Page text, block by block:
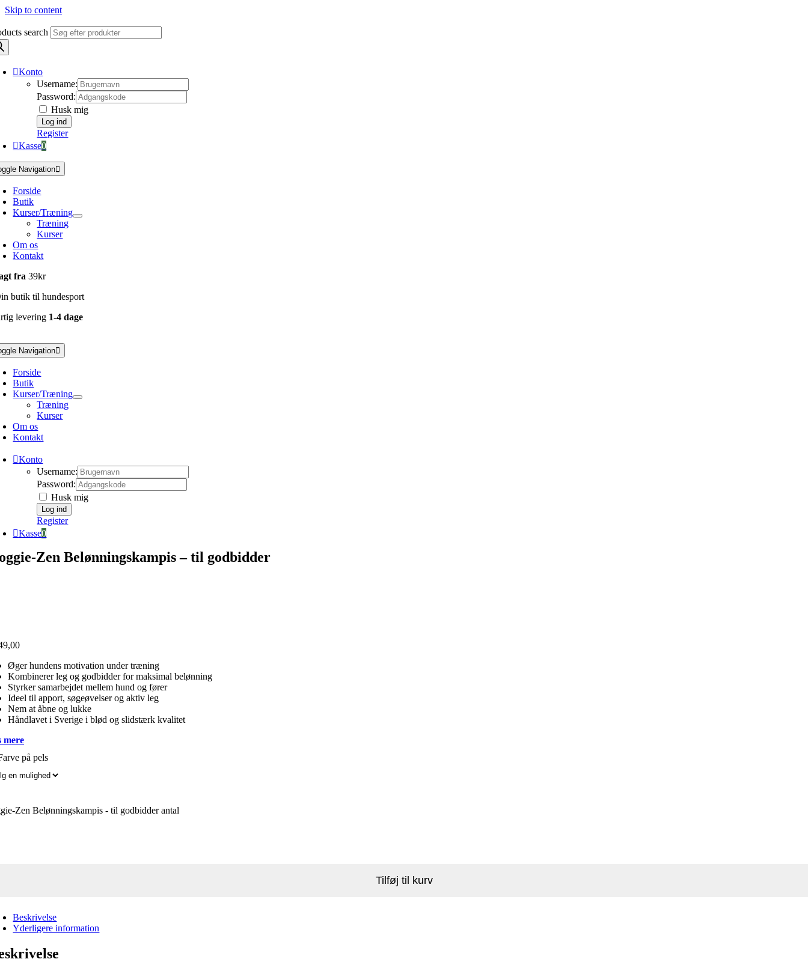
Skip to content
search
Konto
Username:
Password:
Husk mig
Register
Kasse0
Navigation
Forside
Butik
Kurser/Træning
Træning
Kurser
Om os
Kontakt
fra39kr
butik til hundesport
levering 1-4 dage
Navigation
Forside
Butik
Kurser/Træning
Træning
Kurser
Om os
Kontakt
Konto
Username:
Password:
Husk mig
Register
Kasse0
Zen Belønningskampis – til godbidder
Øger hundens motivation under træning
Kombinerer leg og godbidder for maksimal belønning
Styrker samarbejdet mellem hund og fører
Ideel til apport, søgeøvelser og aktiv leg
Nem at åbne og lukke
Håndlavet i Sverige i blød og slidstærk kvalitet
mere
på pels
Zen Belønningskampis - til godbidder antal
Tilføj til kurv
Beskrivelse
Yderligere information